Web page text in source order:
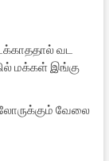
வட
மக்கள் இங்கு
வேலை